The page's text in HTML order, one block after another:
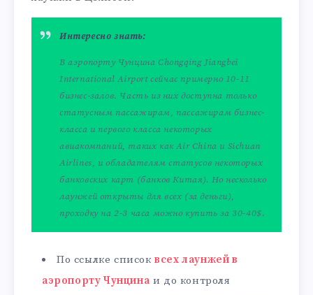
Интересно знать:
В аэропорту Чунцина Chongqing Jiangbei
International Airport сейчас примерно 10-11
бизнес-залов. Часть из них доступна только
статусным пассажирам, пассажирам бизнес-
класса и первого класса некоторых
авиакомпаний, таких как Air China и Sichuan
Airlines, и обладателям статусов некоторых
банковских карт (банков Китая). Но несколько
лаунжей открыты для всех (за деньги),
проходку на 2-3 часа можно купить за 30-40$.
По ссылке списоквсех лаунжей в
аэропорту Чунцина и до контроля